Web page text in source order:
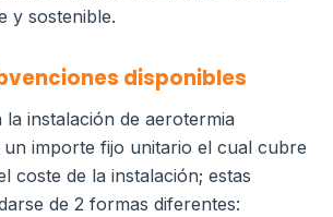
y sostenible.
disponibles
la instalación de aerotermia
importe fijo unitario el cual cubre
coste de la instalación; estas
de 2 formas diferentes: